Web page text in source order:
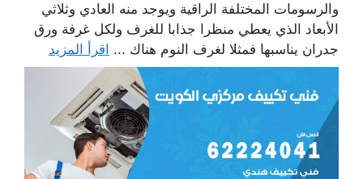
والرسومات المختلفة الراقية ويوجد منه العادي وثلاثي
الأبعاد الذي يعطي منظرا جذابا للغرف ولكل غرفة ورق
جدران يناسبها فمثلا لغرف النوم هناك ... اقرأ المزيد